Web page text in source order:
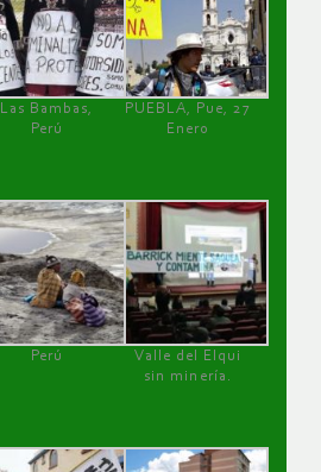
Las Bambas,
Perú
PUEBLA, Pue, 27
Enero
Perú
Valle del Elqui
sin minería.